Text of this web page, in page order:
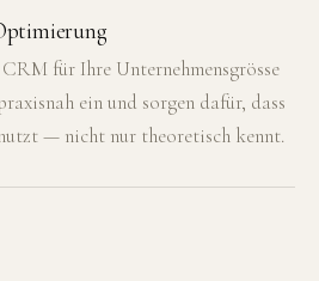
für Ihre Unternehmensgrösse
ein und sorgen dafür, dass
— nicht nur theoretisch kennt.